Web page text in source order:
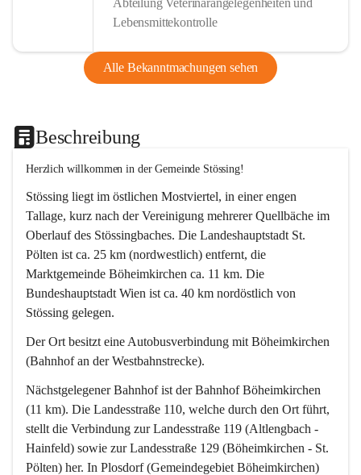
Abteilung Veterinärangelegenheiten und
Lebensmittekontrolle
Alle Bekanntmachungen sehen
Beschreibung
Herzlich willkommen in der Gemeinde Stössing!
Stössing liegt im östlichen Mostviertel, in einer engen
Tallage, kurz nach der Vereinigung mehrerer Quellbäche im
Oberlauf des Stössingbaches. Die Landeshauptstadt St.
Pölten ist ca. 25 km (nordwestlich) entfernt, die
Marktgemeinde Böheimkirchen ca. 11 km. Die
Bundeshauptstadt Wien ist ca. 40 km nordöstlich von
Stössing gelegen.
Der Ort besitzt eine Autobusverbindung mit Böheimkirchen
(Bahnhof an der Westbahnstrecke).
Nächstgelegener Bahnhof ist der Bahnhof Böheimkirchen
(11 km). Die Landesstraße 110, welche durch den Ort führt,
stellt die Verbindung zur Landesstraße 119 (Altlengbach -
Hainfeld) sowie zur Landesstraße 129 (Böheimkirchen - St.
Pölten) her. In Plosdorf (Gemeindegebiet Böheimkirchen)